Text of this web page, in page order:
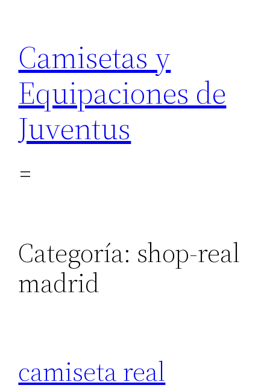
contenido
Camisetas y
Equipaciones de
Juventus
Categoría: shop-real
madrid
camiseta real